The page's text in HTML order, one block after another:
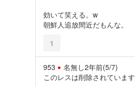
効いて笑える。w
朝鮮人追放間近だもんな。
1
953 名無し2年前(5/7)
このレスは削除されています